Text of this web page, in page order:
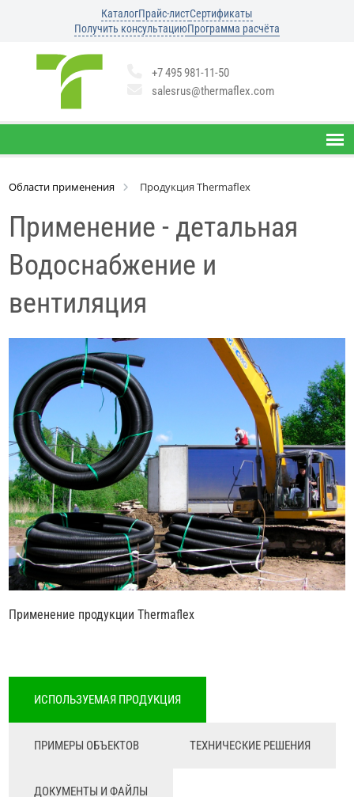
КаталогПрайс-листСертификаты
Получить консультациюПрограмма расчёта
+7 495 981-11-50
salesrus@thermaflex.com
Области применения Продукция Thermaflex
Применение - детальная
Водоснабжение и
вентиляция
Применение продукции Thermaflex
ИСПОЛЬЗУЕМАЯ ПРОДУКЦИЯ
ПРИМЕРЫ ОБЪЕКТОВ ТЕХНИЧЕСКИЕ РЕШЕНИЯ
ДОКУМЕНТЫ И ФАЙЛЫ